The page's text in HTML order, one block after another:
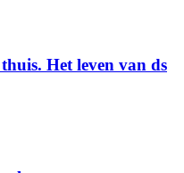
Het leven van ds